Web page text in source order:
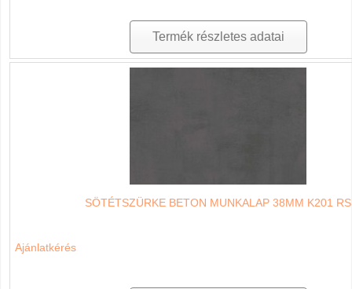
Termék részletes adatai
SÖTÉTSZÜRKE BETON MUNKALAP 38MM K201 RS
Ajánlatkérés